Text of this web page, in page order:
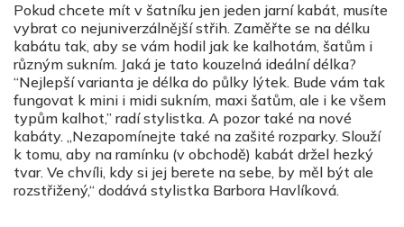
Pokud chcete mít v šatníku jen jeden jarní kabát, musíte
vybrat co nejuniverzálnější střih. Zaměřte se na délku
kabátu tak, aby se vám hodil jak ke kalhotám, šatům i
různým sukním. Jaká je tato kouzelná ideální délka?
“Nejlepší varianta je délka do půlky lýtek. Bude vám tak
fungovat k mini i midi sukním, maxi šatům, ale i ke všem
typům kalhot,” radí stylistka. A pozor také na nové
kabáty. „Nezapomínejte také na zašité rozparky. Slouží
k tomu, aby na ramínku (v obchodě) kabát držel hezký
tvar. Ve chvíli, kdy si jej berete na sebe, by měl být ale
rozstřižený,“ dodává stylistka Barbora Havlíková.